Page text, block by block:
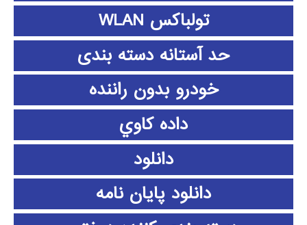
تولباکس WLAN
حد آستانه دسته بندی
خودرو بدون راننده
داده كاوي
دانلود
دانلود پايان نامه